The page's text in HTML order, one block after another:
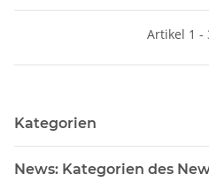
Artikel 1 -
Kategorien
News: Kategorien des